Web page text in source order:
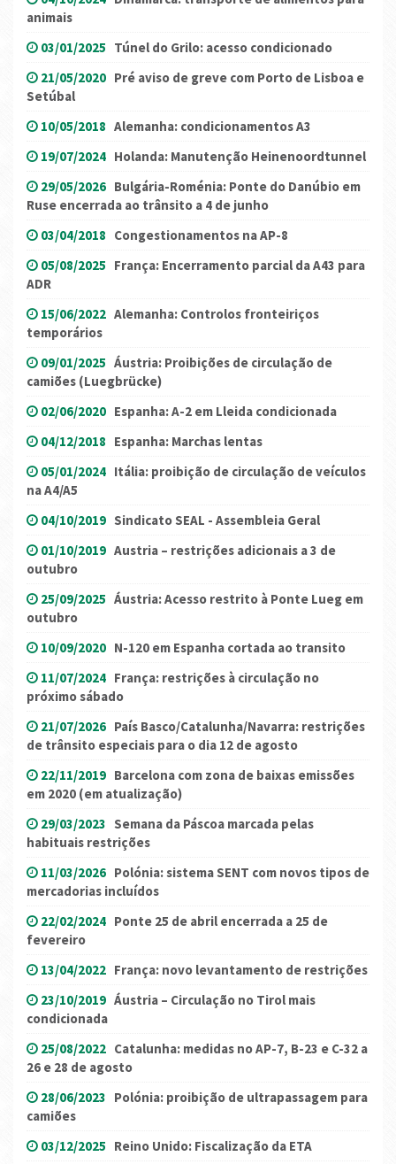
animais
03/01/2025 Túnel do Grilo: acesso condicionado
21/05/2020 Pré aviso de greve com Porto de Lisboa e
Setúbal
10/05/2018 Alemanha: condicionamentos A3
19/07/2024 Holanda: Manutenção Heinenoordtunnel
29/05/2026 Bulgária-Roménia: Ponte do Danúbio em
Ruse encerrada ao trânsito a 4 de junho
03/04/2018 Congestionamentos na AP-8
05/08/2025 França: Encerramento parcial da A43 para
ADR
15/06/2022 Alemanha: Controlos fronteiriços
temporários
09/01/2025 Áustria: Proibições de circulação de
camiões (Luegbrücke)
02/06/2020 Espanha: A-2 em Lleida condicionada
04/12/2018 Espanha: Marchas lentas
05/01/2024 Itália: proibição de circulação de veículos
na A4/A5
04/10/2019 Sindicato SEAL - Assembleia Geral
01/10/2019 Austria – restrições adicionais a 3 de
outubro
25/09/2025 Áustria: Acesso restrito à Ponte Lueg em
outubro
10/09/2020 N-120 em Espanha cortada ao transito
11/07/2024 França: restrições à circulação no
próximo sábado
21/07/2026 País Basco/Catalunha/Navarra: restrições
de trânsito especiais para o dia 12 de agosto
22/11/2019 Barcelona com zona de baixas emissões
em 2020 (em atualização)
29/03/2023 Semana da Páscoa marcada pelas
habituais restrições
11/03/2026 Polónia: sistema SENT com novos tipos de
mercadorias incluídos
22/02/2024 Ponte 25 de abril encerrada a 25 de
fevereiro
13/04/2022 França: novo levantamento de restrições
23/10/2019 Áustria – Circulação no Tirol mais
condicionada
25/08/2022 Catalunha: medidas no AP-7, B-23 e C-32 a
26 e 28 de agosto
28/06/2023 Polónia: proibição de ultrapassagem para
camiões
03/12/2025 Reino Unido: Fiscalização da ETA